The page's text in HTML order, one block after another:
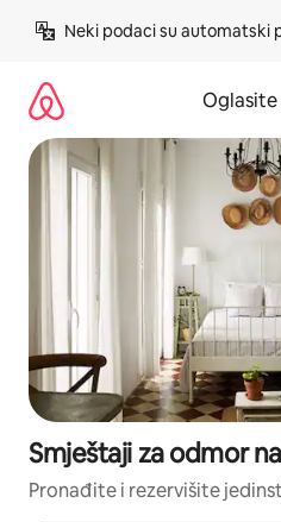
Neki podaci su automatski
Oglasite
Smještaji za odmor
Pronađite i rezervišite